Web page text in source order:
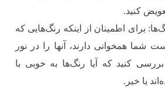
کنید.
برای اطمینان از اینکه رنگ‌هایی که
شما همخوانی دارند، آنها را در نور
کنید که آیا رنگ‌ها به خوبی با
یا خیر.